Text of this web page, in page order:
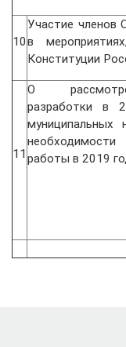
10
Участие членов
в
Конституции
11
О
разработки в
муниципальных
работы в 2019